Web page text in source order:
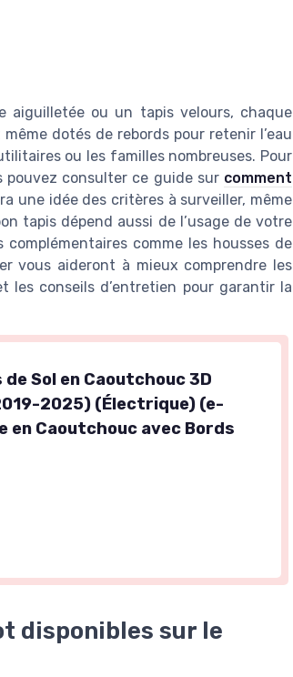
aiguilletée ou un tapis velours, chaque
dotés de rebords pour retenir l’eau
ou les familles nombreuses. Pour
pouvez consulter ce guide sur comment
une idée des critères à surveiller, même
tapis dépend aussi de l’usage de votre
comme les housses de
vous aideront à mieux comprendre les
les conseils d’entretien pour garantir la
Sol en Caoutchouc 3D
2025) (Électrique) (e-
en Caoutchouc avec Bords
disponibles sur le